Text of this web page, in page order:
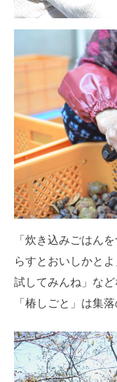
「炊き込みごはん
らすとおいしかと
試してみんね」な
「椿しごと」は集